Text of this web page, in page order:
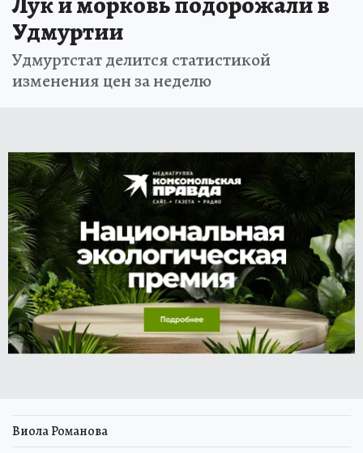
Удмуртии
Удмуртстат делится статистикой
изменения цен за неделю
Виола Романова